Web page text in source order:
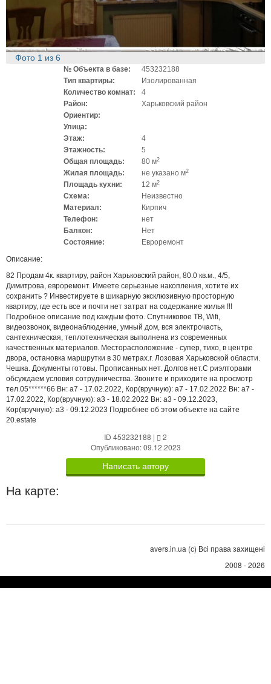
Фото 1 из 6
№ Объекта в базе:
453232188
Тип квартиры:
Изолированная
Количество комнат:
4
Район:
Харьковский район
Ориентир:
Улица:
Этаж:
4
Этажность:
5
Общая площадь:
80 м2
Жилая площадь: не указано м2
Площадь кухни: 12 м2
Схема:
Неизвестно
Материал:
Кирпич
Телефон:
нет
Балкон:
Нет
Состояние:
Евроремонт
Описание:
82 Продам 4к. квартиру, район Харьковский район, 80.0 кв.м., 4/5,
Димитрова, евроремонт. Имеете серьезные накопления, хотите их
сохранить ? Инвестируете в шикарную эксклюзивную просторную
квартиру, где есть все и почти нет затрат на содержание жилья !!!
Подробное описание под каждым фото. Спутниковое ТВ, Wifi,
видеозвонок, видеонаблюдение, умный дом, вся электрочасть,
сантехническая, теплотехническая выполнена из современных
качественных материалов. Месторасположение - супер, тихо, в центре
двора, остановка маршрутки в 30 метрах.г. Лозовая Харьковской области.
Чешка. Документы готовы. Прописанных нет. Долгов нет.С риэлторами
обсуждаем условия сотрудничества. Звоните и приходите на просмотр
тел.05******66 Вн: a7 - 17.02.2022, Кор(вручную): a7 - 17.02.2022 Вн: a7 -
17.02.2022, Кор(вручную): a3 - 18.02.2022 Вн: a3 - 09.12.2023,
Кор(вручную): a3 - 09.12.2023 Подробнее об этом объекте на сайте
20.estate
ID 453232188 |
2
Опубликовано: 09.12.2023
Написать автору
На карте:
avers.in.ua (с) Всі права захищені
2008 - 2026